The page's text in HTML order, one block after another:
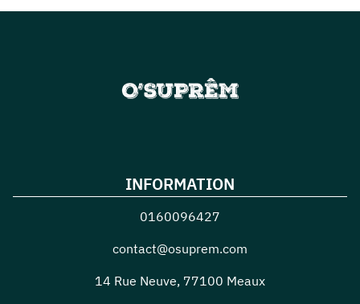
INFORMATION
0160096427
contact@osuprem.com
14 Rue Neuve, 77100 Meaux